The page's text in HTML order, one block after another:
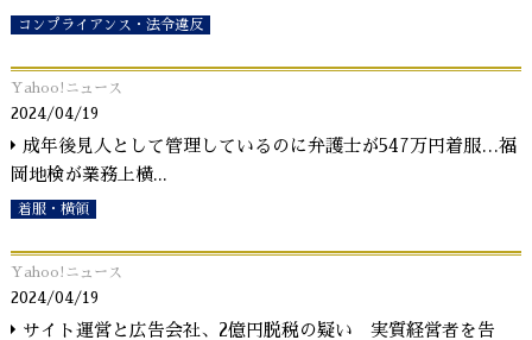
コンプライアンス・法令違反
Yahoo!ニュース
2024/04/19
成年後見人として管理しているのに弁護士が547万円着服…福
岡地検が業務上横...
着服・横領
Yahoo!ニュース
2024/04/19
サイト運営と広告会社、2億円脱税の疑い 実質経営者を告